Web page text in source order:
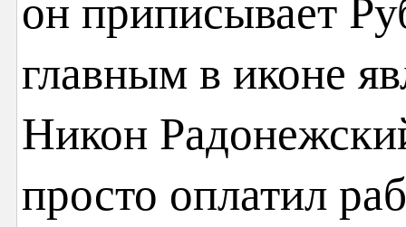
он приписывает
главным в иконе
Никон
просто оплатил